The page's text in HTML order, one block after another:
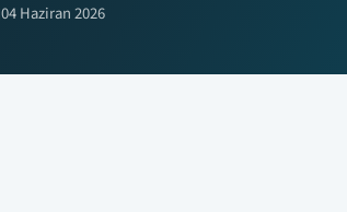
04 Haziran 2026